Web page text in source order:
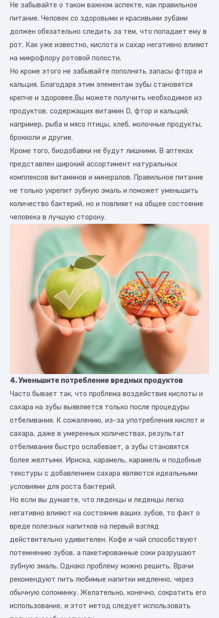
Не забывайте о таком важном аспекте, как правильное
питание. Человек со здоровыми и красивыми зубами
должен обязательно следить за тем, что попадает ему в
рот. Как уже известно, кислота и сахар негативно влияют
на микрофлору ротовой полости.
Но кроме этого не забывайте пополнять запасы фтора и
кальция. Благодаря этим элементам зубы становятся
крепче и здоровее.Вы можете получить необходимое из
продуктов, содержащих витамин D, фтор и кальций;
например, рыба и мясо птицы, хлеб, молочные продукты,
брокколи и другие.
Кроме того, биодобавки не будут лишними. В аптеках
представлен широкий ассортимент натуральных
комплексов витаминов и минералов. Правильное питание
не только укрепит зубную эмаль и поможет уменьшить
количество бактерий, но и повлияет на общее состояние
человека в лучшую сторону.
4. Уменьшите потребление вредных продуктов
Часто бывает так, что проблема воздействия кислоты и
сахара на зубы выявляется только после процедуры
отбеливания. К сожалению, из-за употребления кислот и
сахара, даже в умеренных количествах, результат
отбеливания быстро ослабевает, а зубы становятся
более желтыми. Ириска, карамель, карамель и подобные
текстуры с добавлением сахара являются идеальными
условиями для роста бактерий.
Но если вы думаете, что леденцы и леденцы легко
негативно влияют на состояние ваших зубов, то факт о
вреде полезных напитков на первый взгляд
действительно удивителен. Кофе и чай способствуют
потемнению зубов, а пакетированные соки разрушают
зубную эмаль. Однако проблему можно решить. Врачи
рекомендуют пить любимые напитки медленно, через
обычную соломинку. Желательно, конечно, сократить его
использование, и этот метод следует использовать